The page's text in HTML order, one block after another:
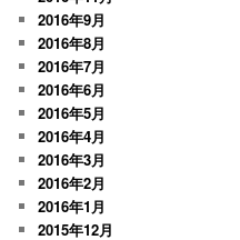
2016年9月
2016年8月
2016年7月
2016年6月
2016年5月
2016年4月
2016年3月
2016年2月
2016年1月
2015年12月